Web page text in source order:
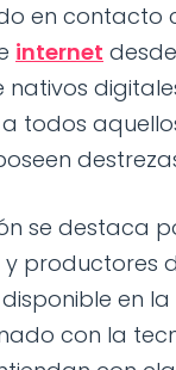
en contacto
internet
nativos
todos
se destaca
y productores
en la
con la